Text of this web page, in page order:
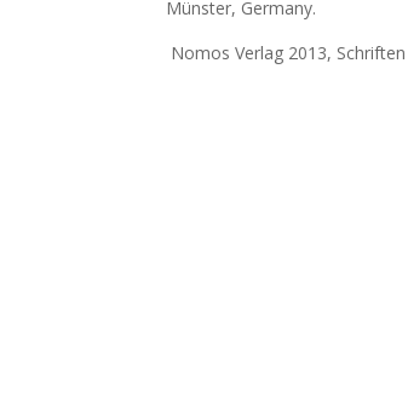
Münster, Germany.
Nomos Verlag 2013,